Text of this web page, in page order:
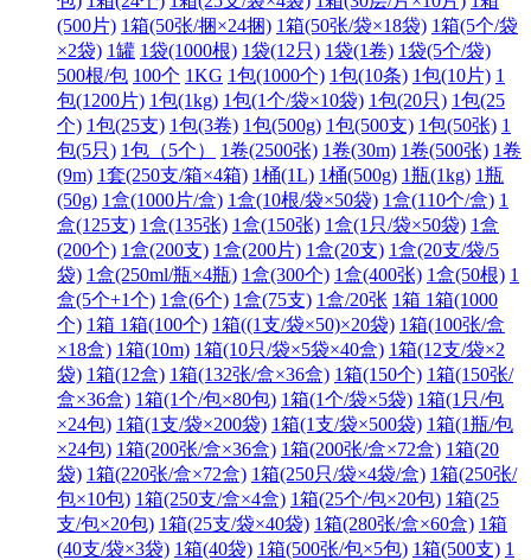
(500片) 1箱(50张/捆×24捆) 1箱(50张/袋×18袋) 1箱(5个/袋
×2袋) 1罐 1袋(1000根) 1袋(12只) 1袋(1卷) 1袋(5个/袋)
500根/包 100个 1KG 1包(1000个) 1包(10条) 1包(10片) 1
包(1200片) 1包(1kg) 1包(1个/袋×10袋) 1包(20只) 1包(25
个) 1包(25支) 1包(3卷) 1包(500g) 1包(500支) 1包(50张) 1
包(5只) 1包（5个） 1卷(2500张) 1卷(30m) 1卷(500张) 1卷
(9m) 1套(250支/箱×4箱) 1桶(1L) 1桶(500g) 1瓶(1kg) 1瓶
(50g) 1盒(1000片/盒) 1盒(10根/袋×50袋) 1盒(110个/盒) 1
盒(125支) 1盒(135张) 1盒(150张) 1盒(1只/袋×50袋) 1盒
(200个) 1盒(200支) 1盒(200片) 1盒(20支) 1盒(20支/袋/5
袋) 1盒(250ml/瓶×4瓶) 1盒(300个) 1盒(400张) 1盒(50根) 1
盒(5个+1个) 1盒(6个) 1盒(75支) 1盒/20张 1箱 1箱(1000
个) 1箱 1箱(100个) 1箱((1支/袋×50)×20袋) 1箱(100张/盒
×18盒) 1箱(10m) 1箱(10只/袋×5袋×40盒) 1箱(12支/袋×2
袋) 1箱(12盒) 1箱(132张/盒×36盒) 1箱(150个) 1箱(150张/
盒×36盒) 1箱(1个/包×80包) 1箱(1个/袋×5袋) 1箱(1只/包
×24包) 1箱(1支/袋×200袋) 1箱(1支/袋×500袋) 1箱(1瓶/包
×24包) 1箱(200张/盒×36盒) 1箱(200张/盒×72盒) 1箱(20
袋) 1箱(220张/盒×72盒) 1箱(250只/袋×4袋/盒) 1箱(250张/
包×10包) 1箱(250支/盒×4盒) 1箱(25个/包×20包) 1箱(25
支/包×20包) 1箱(25支/袋×40袋) 1箱(280张/盒×60盒) 1箱
(40支/袋×3袋) 1箱(40袋) 1箱(500张/包×5包) 1箱(500支) 1